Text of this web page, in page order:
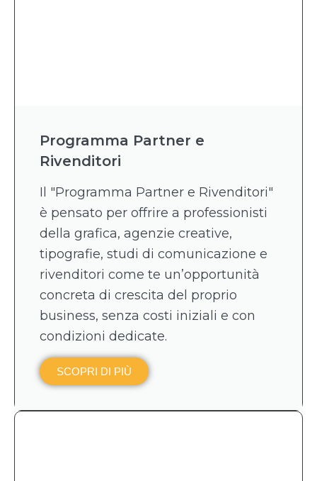
Programma Partner e
Rivenditori
Il "Programma Partner e Rivenditori"
è pensato per offrire a professionisti
della grafica, agenzie creative,
tipografie, studi di comunicazione e
rivenditori come te un’opportunità
concreta di crescita del proprio
business, senza costi iniziali e con
condizioni dedicate.
SCOPRI DI PIÙ